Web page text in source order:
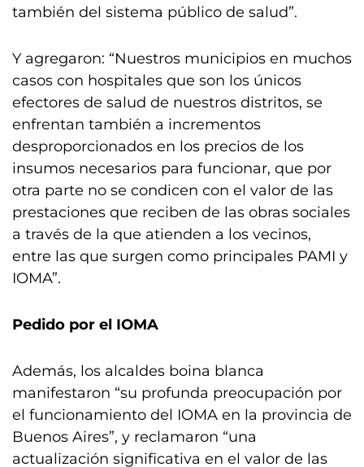
también del sistema público de salud”.
Y agregaron: “Nuestros municipios en muchos
casos con hospitales que son los únicos
efectores de salud de nuestros distritos, se
enfrentan también a incrementos
desproporcionados en los precios de los
insumos necesarios para funcionar, que por
otra parte no se condicen con el valor de las
prestaciones que reciben de las obras sociales
a través de la que atienden a los vecinos,
entre las que surgen como principales PAMI y
IOMA”.
Pedido por el IOMA
Además, los alcaldes boina blanca
manifestaron “su profunda preocupación por
el funcionamiento del IOMA en la provincia de
Buenos Aires”, y reclamaron “una
actualización significativa en el valor de las